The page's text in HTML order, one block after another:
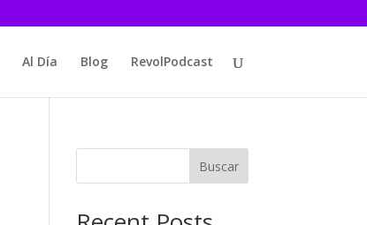
Al Día Blog RevolPodcast
Buscar